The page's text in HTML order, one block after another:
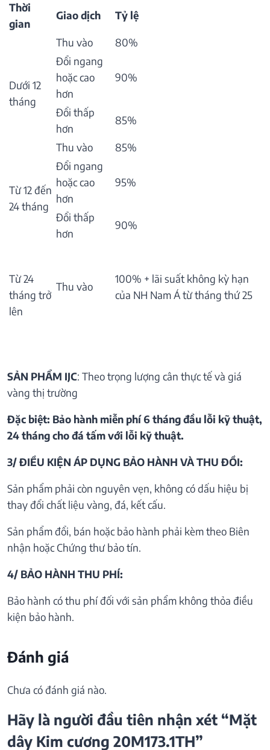
Thời
gian
Giao dịch Tỷ lệ
Dưới 12
tháng
Thu vào
80%
Đổi ngang
hoặc cao
hơn
90%
Đổi thấp
hơn
85%
Từ 12 đến
24 tháng
Thu vào
85%
Đổi ngang
hoặc cao
hơn
95%
Đổi thấp
hơn
90%
Từ 24
tháng trở
lên
Thu vào
100% + lãi suất không kỳ hạn
của NH Nam Á từ tháng thứ 25
SẢN PHẨM IJC: Theo trọng lượng cân thực tế và giá
vàng thị trường
Đặc biệt: Bảo hành miễn phí 6 tháng đầu lỗi kỹ thuật,
24 tháng cho đá tấm với lỗi kỹ thuật.
3/ ĐIỀU KIỆN ÁP DỤNG BẢO HÀNH VÀ THU ĐỒI:
Sản phẩm phải còn nguyên vẹn, không có dấu hiệu bị
thay đổi chất liệu vàng, đá, kết cấu.
Sản phẩm đổi, bán hoặc bảo hành phải kèm theo Biên
nhận hoặc Chứng thư bảo tín.
4/ BẢO HÀNH THU PHÍ:
Bảo hành có thu phí đối với sản phẩm không thỏa điều
kiện bảo hành.
Đánh giá
Chưa có đánh giá nào.
Hãy là người đầu tiên nhận xét “Mặt
dây Kim cương 20M173.1TH”